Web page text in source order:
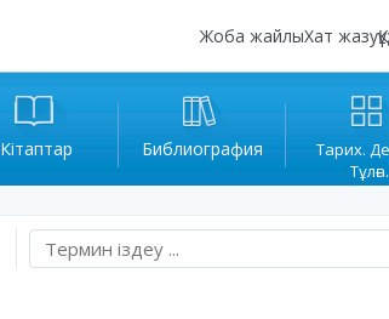
Жоба жайлыХат жазу
Кітаптар Библиография
Тарих.
Тұлға.